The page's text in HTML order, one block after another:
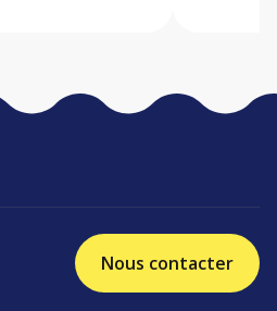
Nous contacter